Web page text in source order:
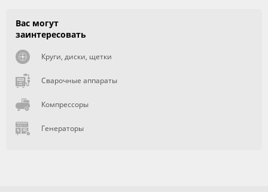
Вас могут
заинтересовать
Круги, диски, щетки
Сварочные аппараты
Компрессоры
Генераторы